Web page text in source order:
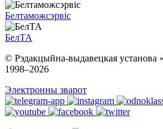
Белтаможсэрвіс
БелТА
© Рэдакцыйна-выдавецкая установа
1998–2026
Электронны зварот